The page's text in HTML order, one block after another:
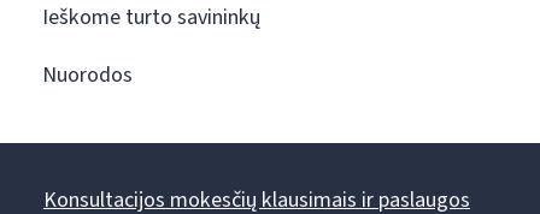
Ieškome turto savininkų
Nuorodos
Konsultacijos mokesčių klausimais ir paslaugos